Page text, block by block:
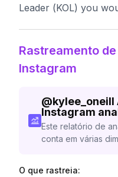
Leader (KOL) you
Rastreamento
Instagram
@kylee_oneill
Instagram
Este relatório de
conta em várias
O que rastreia: